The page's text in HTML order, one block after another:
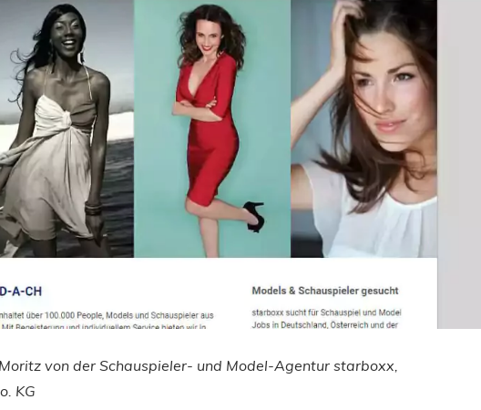
von der Schauspieler- und Model-Agentur starboxx,
KG